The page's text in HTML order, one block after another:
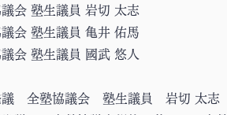
会 塾生議員 岩切 太志
会 塾生議員 亀井 佑馬
会 塾生議員 國武 悠人
議 全塾協議会 塾生議員 岩切 太志